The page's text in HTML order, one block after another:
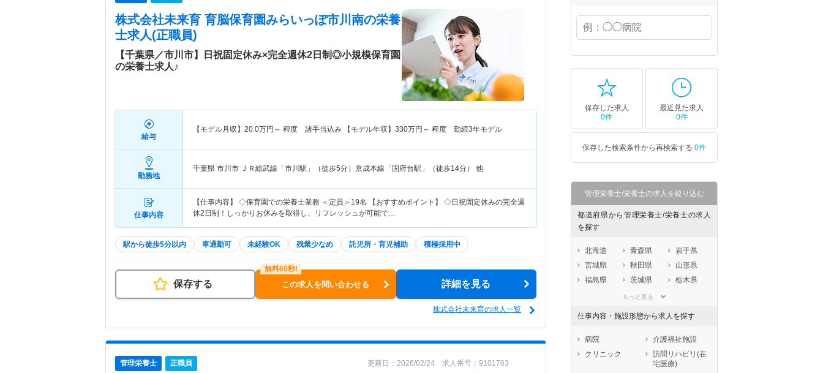
株式会社未来育 育脳保育園みらいっぽ市川南の栄養
士求人(正職員)
【千葉県／市川市】日祝固定休み×完全週休2日制◎小規模保育園
の栄養士求人♪
給与
【モデル月収】 20.0万円～ 程度 諸手当込み 【モデル年収】 330万円～ 程度 勤続3年モデル
勤務地
千葉県 市川市 ＪＲ総武線「市川駅」（徒歩5分）京成本線「国府台駅」（徒歩14分） 他
仕事内容
【仕事内容】 ◇保育園での栄養士業務 ＜定員＞19名 【おすすめポイント】 ◇日祝固定休みの完全週
休2日制！しっかりお休みを取得し、リフレッシュが可能で…
駅から徒歩5分以内 車通勤可 未経験OK 残業少なめ 託児所・育児補助 積極採用中
保存する この求人を問い合わせる 詳細を見る
株式会社未来育の求人一覧
管理栄養士 正職員 更新日：2026/02/24 求人番号：9101763
保存した求人
0件
最近見た求人
0件
保存した検索条件から再検索する 0件
管理栄養士/栄養士の求人を絞り込む
都道府県から管理栄養士/栄養士の求人
を探す
北海道 青森県
岩手県
宮城県
秋田県
山形県
福島県
茨城県
栃木県
埼玉県
石川県
福井県
岐阜県
静岡県
愛知県
三重県
大阪府
もっと見る
仕事内容・施設形態から求人を探す
病院
介護福祉施設
クリニック
訪問リハビリ(在
宅医療)